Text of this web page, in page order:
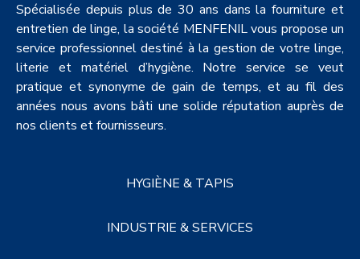
Spécialisée depuis plus de 30 ans dans la fourniture et
entretien de linge, la société MENFENIL vous propose un
service professionnel destiné à la gestion de votre linge,
literie et matériel d’hygiène. Notre service se veut
pratique et synonyme de gain de temps, et au fil des
années nous avons bâti une solide réputation auprès de
nos clients et fournisseurs.
HYGIÈNE & TAPIS
INDUSTRIE & SERVICES